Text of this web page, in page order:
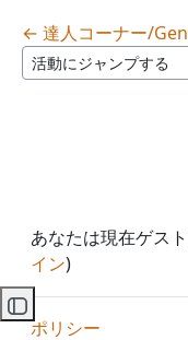
コースインデックスを
← 達人コーナー/
活動にジャンプする
あなたは現在ゲス
イン)
ポリシー